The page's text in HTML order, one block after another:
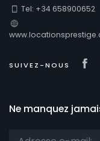
Tel: +34 658900652
SUIVEZ-NOUS
Ne manquez